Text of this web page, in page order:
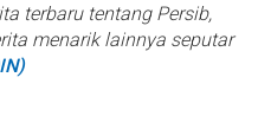
terbaru tentang Persib,
menarik lainnya seputar